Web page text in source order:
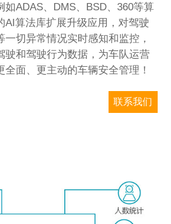
如ADAS、DMS、BSD、360等算
AI算法库扩展升级应用，对驾驶
切异常情况实时感知和监控，
驶和驾驶行为数据，为车队运营
全面、更主动的车辆安全管理！
联系我们